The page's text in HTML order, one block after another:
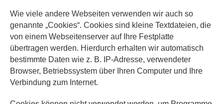
Wie viele andere Webseiten verwenden wir auch so
genannte „Cookies“. Cookies sind kleine Textdateien, die
von einem Webseitenserver auf Ihre Festplatte
übertragen werden. Hierdurch erhalten wir automatisch
bestimmte Daten wie z. B. IP-Adresse, verwendeter
Browser, Betriebssystem über Ihren Computer und Ihre
Verbindung zum Internet.